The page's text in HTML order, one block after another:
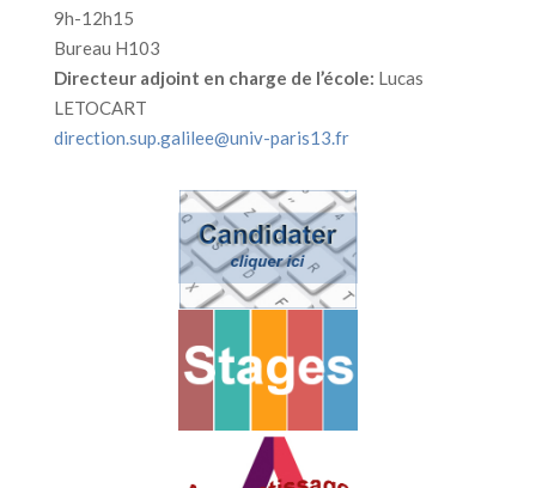
9h-12h15
Bureau H103
Directeur adjoint en charge de l’école: Lucas
LETOCART
direction.sup.galilee@univ-paris13.fr